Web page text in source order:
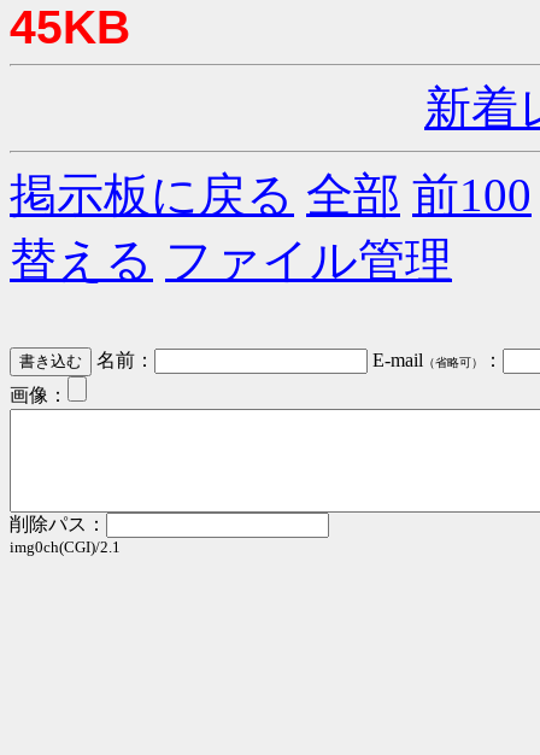
45KB
新着
掲示板に戻る 全部 前100
替える ファイル管理
名前： E-mail （省略可）
：
画像：
削除パス：
img0ch(CGI)/2.1